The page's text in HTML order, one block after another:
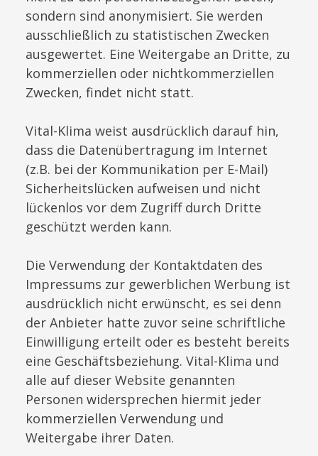
sondern sind anonymisiert. Sie werden
ausschließlich zu statistischen Zwecken
ausgewertet. Eine Weitergabe an Dritte, zu
kommerziellen oder nichtkommerziellen
Zwecken, findet nicht statt.
Vital-Klima weist ausdrücklich darauf hin,
dass die Datenübertragung im Internet
(z.B. bei der Kommunikation per E-Mail)
Sicherheitslücken aufweisen und nicht
lückenlos vor dem Zugriff durch Dritte
geschützt werden kann.
Die Verwendung der Kontaktdaten des
Impressums zur gewerblichen Werbung ist
ausdrücklich nicht erwünscht, es sei denn
der Anbieter hatte zuvor seine schriftliche
Einwilligung erteilt oder es besteht bereits
eine Geschäftsbeziehung. Vital-Klima und
alle auf dieser Website genannten
Personen widersprechen hiermit jeder
kommerziellen Verwendung und
Weitergabe ihrer Daten.